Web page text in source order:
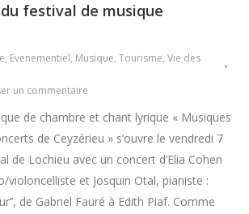
festival de musique
, Evenementiel, Musique, Tourisme, Vie des
un commentaire
de chambre et chant lyrique « Musiques
de Ceyzérieu » s’ouvre le vendredi 7
de Lochieu avec un concert d’Elia Cohen
violoncelliste et Josquin Otal, pianiste :
de Gabriel Fauré à Edith Piaf. Comme